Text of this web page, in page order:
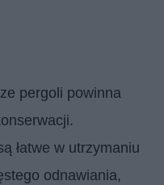
pergoli powinna
łatwe w utrzymaniu
odnawiania,